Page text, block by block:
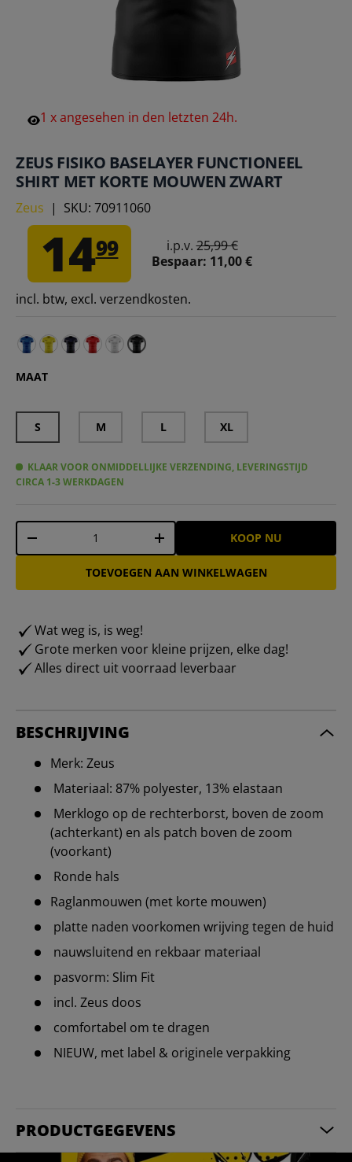
1 xangesehen in den letzten 24h.
ZEUS FISIKO BASELAYER FUNCTIONEEL
SHIRT MET KORTE MOUWEN ZWART
Zeus | SKU: 70911060
1499 i.p.v.25,99 €
Bespaar: 11,00 €
incl. btw, excl. verzendkosten.
MAAT
S M L XL
KLAAR VOOR ONMIDDELLIJKE VERZENDING, LEVERINGSTIJD
CIRCA 1-3 WERKDAGEN
Aantal
-
+ KOOP NU
TOEVOEGEN AAN WINKELWAGEN
Wat weg is, is weg!
Grote merken voor kleine prijzen, elke dag!
Alles direct uit voorraad leverbaar
BESCHRIJVING
Merk: Zeus
Materiaal: 87% polyester, 13% elastaan
Merklogo op de rechterborst, boven de zoom
(achterkant) en als patch boven de zoom
(voorkant)
Ronde hals
Raglanmouwen (met korte mouwen)
platte naden voorkomen wrijving tegen de huid
nauwsluitend en rekbaar materiaal
pasvorm: Slim Fit
incl. Zeus doos
comfortabel om te dragen
NIEUW, met label & originele verpakking
PRODUCTGEGEVENS